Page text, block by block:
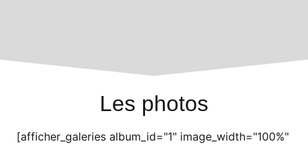
Les photos
[afficher_galeries album_id="1" image_width="100%"